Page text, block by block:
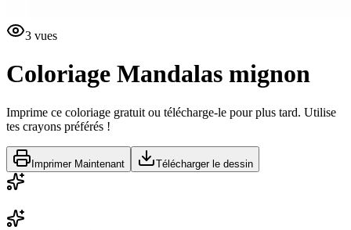
3 vues
Coloriage Mandalas mignon
Imprime ce coloriage gratuit ou télécharge-le pour plus tard. Utilise
tes crayons préférés !
Imprimer Maintenant Télécharger le dessin